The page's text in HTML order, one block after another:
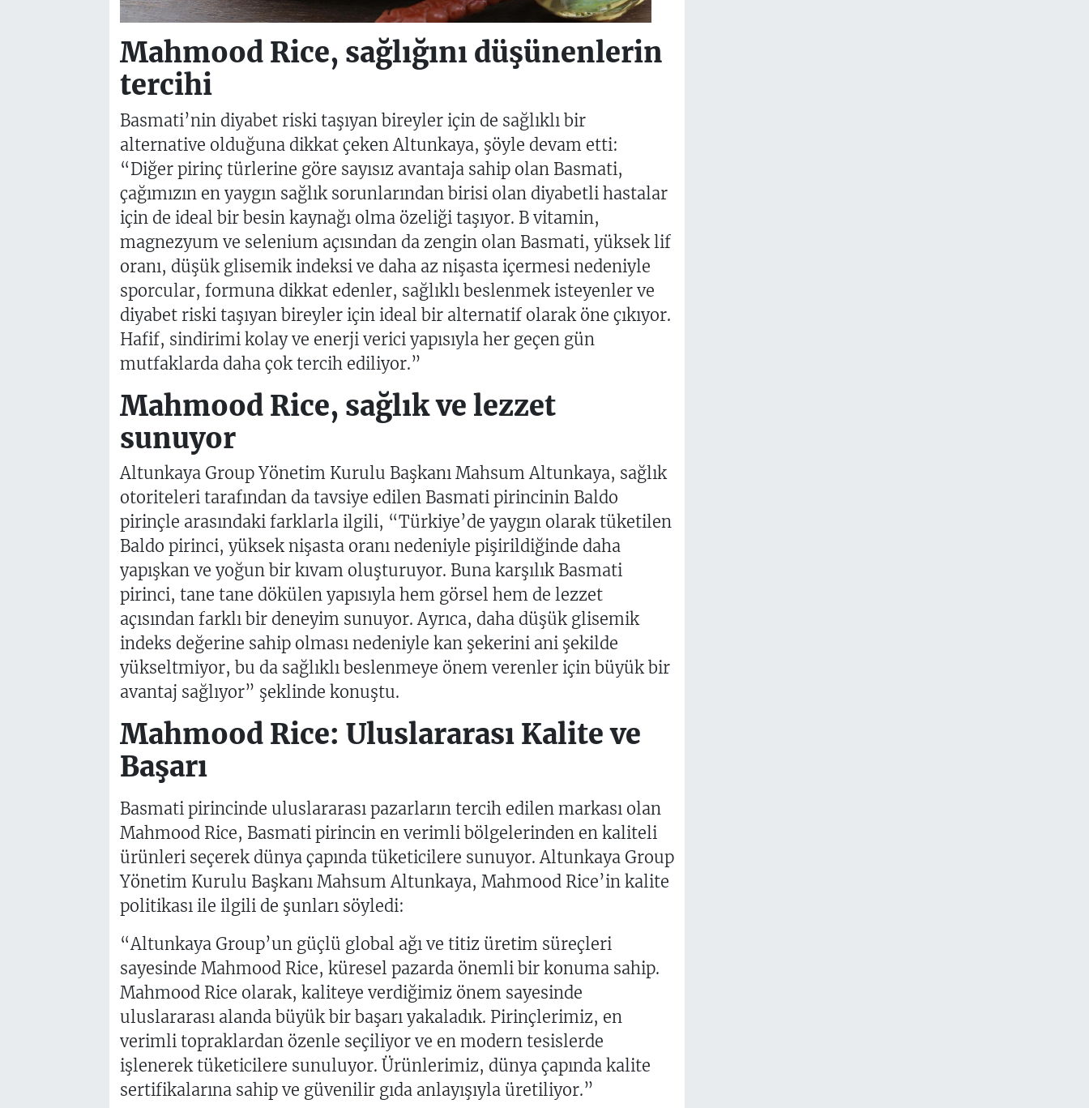
Mahmood Rice, sağlığını düşünenlerin
tercihi
Basmati’nin diyabet riski taşıyan bireyler için de sağlıklı bir
alternative olduğuna dikkat çeken Altunkaya, şöyle devam etti:
“Diğer pirinç türlerine göre sayısız avantaja sahip olan Basmati,
çağımızın en yaygın sağlık sorunlarından birisi olan diyabetli hastalar
için de ideal bir besin kaynağı olma özeliği taşıyor. B vitamin,
magnezyum ve selenium açısından da zengin olan Basmati, yüksek lif
oranı, düşük glisemik indeksi ve daha az nişasta içermesi nedeniyle
sporcular, formuna dikkat edenler, sağlıklı beslenmek isteyenler ve
diyabet riski taşıyan bireyler için ideal bir alternatif olarak öne çıkıyor.
Hafif, sindirimi kolay ve enerji verici yapısıyla her geçen gün
mutfaklarda daha çok tercih ediliyor.”
Mahmood Rice, sağlık ve lezzet
sunuyor
Altunkaya Group Yönetim Kurulu Başkanı Mahsum Altunkaya, sağlık
otoriteleri tarafından da tavsiye edilen Basmati pirincinin Baldo
pirinçle arasındaki farklarla ilgili, “Türkiye’de yaygın olarak tüketilen
Baldo pirinci, yüksek nişasta oranı nedeniyle pişirildiğinde daha
yapışkan ve yoğun bir kıvam oluşturuyor. Buna karşılık Basmati
pirinci, tane tane dökülen yapısıyla hem görsel hem de lezzet
açısından farklı bir deneyim sunuyor. Ayrıca, daha düşük glisemik
indeks değerine sahip olması nedeniyle kan şekerini ani şekilde
yükseltmiyor, bu da sağlıklı beslenmeye önem verenler için büyük bir
avantaj sağlıyor” şeklinde konuştu.
Mahmood Rice: Uluslararası Kalite ve
Başarı
Basmati pirincinde uluslararası pazarların tercih edilen markası olan
Mahmood Rice, Basmati pirincin en verimli bölgelerinden en kaliteli
ürünleri seçerek dünya çapında tüketicilere sunuyor. Altunkaya Group
Yönetim Kurulu Başkanı Mahsum Altunkaya, Mahmood Rice’in kalite
politikası ile ilgili de şunları söyledi:
“Altunkaya Group’un güçlü global ağı ve titiz üretim süreçleri
sayesinde Mahmood Rice, küresel pazarda önemli bir konuma sahip.
Mahmood Rice olarak, kaliteye verdiğimiz önem sayesinde
uluslararası alanda büyük bir başarı yakaladık. Pirinçlerimiz, en
verimli topraklardan özenle seçiliyor ve en modern tesislerde
işlenerek tüketicilere sunuluyor. Ürünlerimiz, dünya çapında kalite
sertifikalarına sahip ve güvenilir gıda anlayışıyla üretiliyor.”